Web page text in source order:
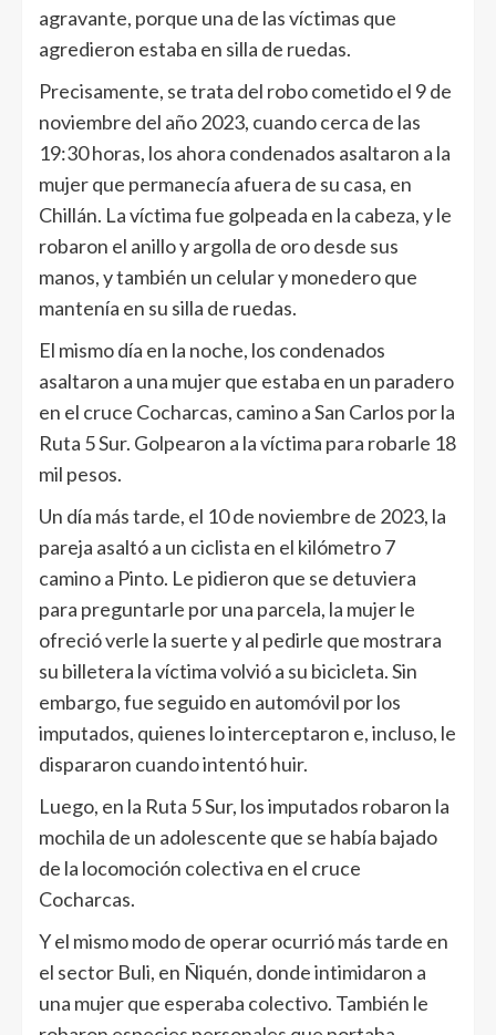
agravante, porque una de las víctimas que
agredieron estaba en silla de ruedas.
Precisamente, se trata del robo cometido el 9 de
noviembre del año 2023, cuando cerca de las
19:30 horas, los ahora condenados asaltaron a la
mujer que permanecía afuera de su casa, en
Chillán. La víctima fue golpeada en la cabeza, y le
robaron el anillo y argolla de oro desde sus
manos, y también un celular y monedero que
mantenía en su silla de ruedas.
El mismo día en la noche, los condenados
asaltaron a una mujer que estaba en un paradero
en el cruce Cocharcas, camino a San Carlos por la
Ruta 5 Sur. Golpearon a la víctima para robarle 18
mil pesos.
Un día más tarde, el 10 de noviembre de 2023, la
pareja asaltó a un ciclista en el kilómetro 7
camino a Pinto. Le pidieron que se detuviera
para preguntarle por una parcela, la mujer le
ofreció verle la suerte y al pedirle que mostrara
su billetera la víctima volvió a su bicicleta. Sin
embargo, fue seguido en automóvil por los
imputados, quienes lo interceptaron e, incluso, le
dispararon cuando intentó huir.
Luego, en la Ruta 5 Sur, los imputados robaron la
mochila de un adolescente que se había bajado
de la locomoción colectiva en el cruce
Cocharcas.
Y el mismo modo de operar ocurrió más tarde en
el sector Buli, en Ñiquén, donde intimidaron a
una mujer que esperaba colectivo. También le